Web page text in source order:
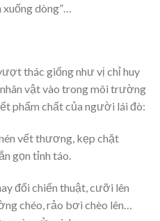
xuống dòng”…
thác giống như vị chỉ huy
vật vào trong môi trường
phẩm chất của người lái đò:
vết thương, kẹp chặt
gọn tỉnh táo.
đổi chiến thuật, cưỡi lên
chéo, rảo bơi chèo lên…